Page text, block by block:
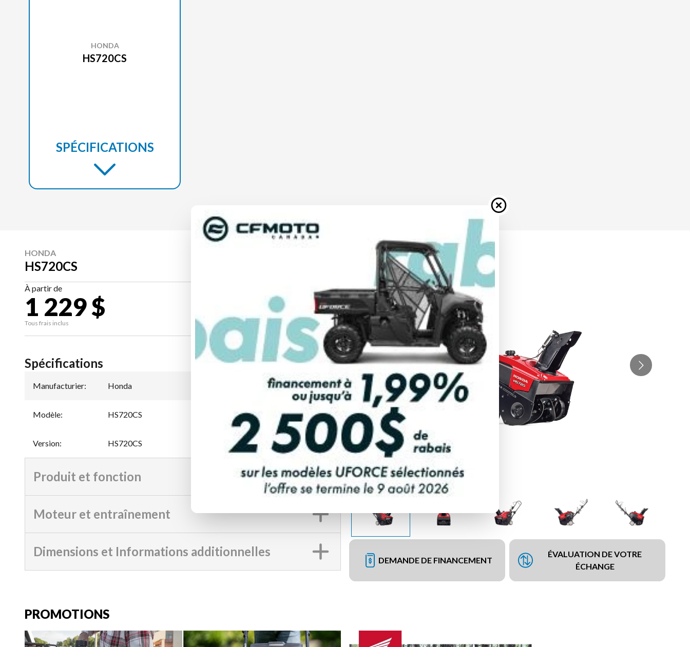
HONDA
HS720CS
SPÉCIFICATIONS
HONDA
HS720CS
À partir de
1 229 $
Tous frais inclus
CALCULATRICE DE PAIEMENT
DEMANDE DE FINANCEMENT
ÉVALUATION DE VOTRE
ÉCHANGE
Spécifications
Manufacturier: Honda
Modèle: HS720CS
Version: HS720CS
Produit et fonction
Moteur et entraînement
Dimensions et Informations additionnelles
PROMOTIONS